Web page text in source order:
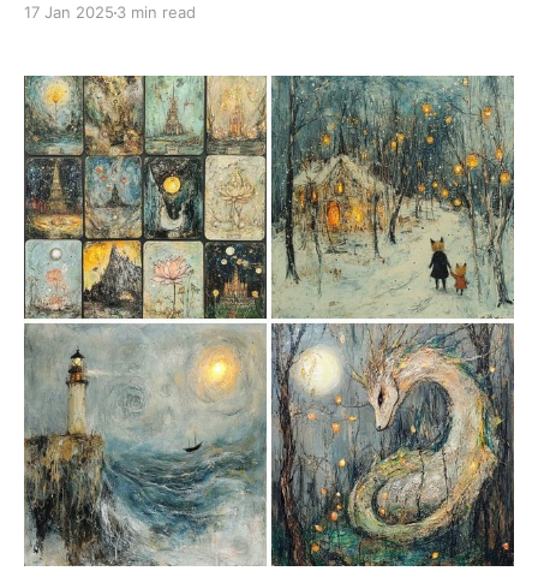
画面的叙事性与怀旧氛围。画面注重线描细节和光影对比
的运用，例如通过明暗交替的处理增强了人物和背景的空
间感。画面中还常使用分隔式布局，讲述多重叙事，既保
持独立性，又增添了画面整体的动态节奏。建筑背景中的
繁复纹饰与人物细腻的面部特征相辅相成，增强了画面的
沉浸感。 应用场景 1. 儿童绘本创作：适合作为奇幻与历
史童话故事的插画，通过精致的线描和柔和的复古色调吸
引儿童读者，营造温暖与梦幻的氛围。 2. 游戏美术设计：
适合古典奇幻类游戏的场景与角色设定，通过繁复的建筑
细节和叙事性构图，增强游戏世界的沉浸感和视觉吸引
力。 3. 文学封面与插图：用于历史或浪漫主义题材书籍的
封面与插图设计，通过细腻的纹饰和柔和的色调强化叙事
的情感深度。 4. 动画与影视概念设计：适合古典奇幻或复
古题材影视作品的场景设定与角色设计，营造出丰富而细
腻的视觉叙事
17 Jan 2025 3 min read